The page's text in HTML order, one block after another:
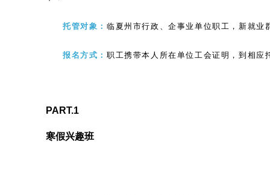
托管对象： 临夏州市行政、企事业单位职工，新就业
报名方式： 职工携带本人所在单位工会证明，到相
PART.1
寒假兴趣班